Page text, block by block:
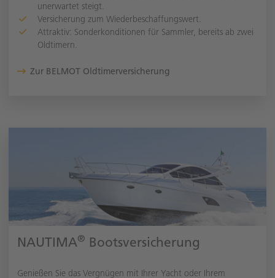
unerwartet steigt.
Versicherung zum Wiederbeschaffungswert.
Attraktiv: Sonderkonditionen für Sammler, bereits ab zwei
Oldtimern.
Zur BELMOT Oldtimerversicherung
NAUTIMA® Bootsversicherung
Genießen Sie das Vergnügen mit Ihrer Yacht oder Ihrem